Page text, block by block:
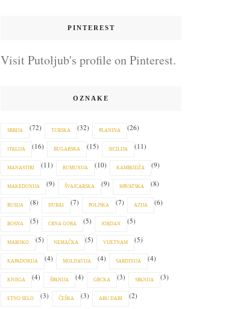
PINTEREST
Visit Putoljub's profile on Pinterest.
OZNAKE
SRBIJA (72) TURSKA (32) PLANINA (26)
ITALIJA (16) BUGARSKA (15) SICILIJA (11)
MANASTIRI (11) RUMUNIJA (10) KAMBODŽA (9)
MAKEDONIJA (9) ŠVAJCARSKA (9) HRVATSKA (8)
RUSIJA (8) DUBAI (7) POLJSKA (7) AZIJA (6)
BOSNA (5) CRNA GORA (5) JORDAN (5)
MAROKO (5) NEMAČKA (5) VIJETNAM (5)
KAPADOKIJA (4) MOLDAVIJA (4) SARDINIJA (4)
KNJIGA (4) ŠPANIJA (4) GRCKA (3) SPANIJA (3)
ETNO SELO (3) ČEŠKA (3) ABU DABI (2)